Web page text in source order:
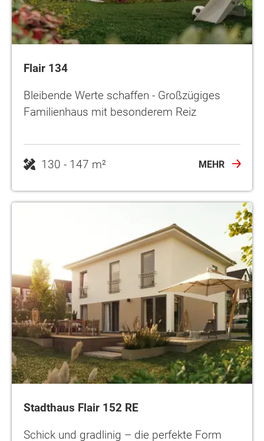
Flair 134
Bleibende Werte schaffen - Großzügiges
Familienhaus mit besonderem Reiz
130 - 147 m² MEHR
Stadthaus Flair 152 RE
Schick und gradlinig – die perfekte Form